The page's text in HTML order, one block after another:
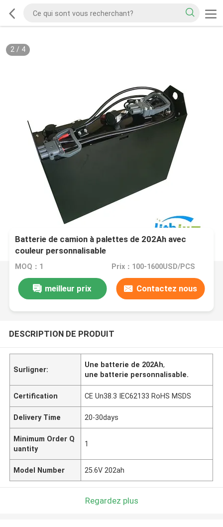
2/ 4
Batterie de camion à palettes de 202Ah avec
couleur personnalisable
MOQ：1 Prix：100-1600USD/PCS
meilleur prix Contactez nous
DESCRIPTION DE PRODUIT
Surligner:
Une batterie de 202Ah,
une batterie personnalisable.
Certification CE Un38.3 IEC62133 RoHS MSDS
Delivery Time 20-30days
Minimum Order Q
uantity
1
Model Number 25.6V 202ah
Regardez plus